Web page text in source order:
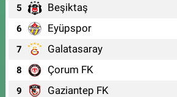
5 Beşiktaş
6 Eyüpspor
7 Galatasaray
8 Çorum FK
9 Gaziantep FK